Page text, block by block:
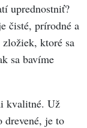
uprednostniť?
čisté, prírodné a
ktoré sa
sa bavíme
kvalitné. Už
drevené, je to